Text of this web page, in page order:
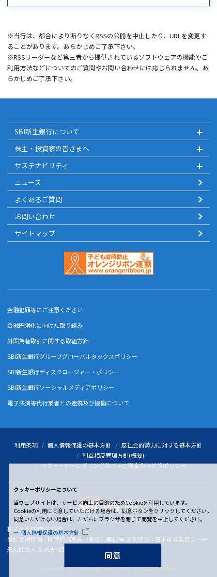
※当行は、都合により断りなくRSSの公開を中止したり、URLを変更す
ることがあります。あらかじめご了承下さい。
※RSSリーダーなど第三者から提供されているソフトウェアの機能やご
利用方法などについてのご質問やお問い合わせには応じられません。あ
らかじめご了承下さい。
クッキーポリシーについて
当ウェブサイトは、サービス向上の目的のためCookieを利用しています。
Cookieの利用に同意していただける場合は、同意ボタンをクリックしてください。
同意いただけない場合は、ただちにブラウザを閉じて閲覧を中止してください。
個人情報保護の基本方針
同意
SBI新生銀行について
株主・投資家の皆さまへ
サステナビリティ
ニュース
よくあるご質問
お問い合わせ
サイトマップ
金融犯罪等にご注意ください
金融円滑化に向けた取り組み
外国為替取引に関する取組方針
SBI新生銀行グループグローバルタックスポリシー
SBI新生銀行ディスクロージャー・ポリシー
SBI新生銀行ソーシャルメディアポリシー
電子決済等代行業者との連携及び協働について
利用条項 個人情報保護の基本方針
反社会的勢力に対する基本方針
利益相反管理方針(概要)
マネー・ローンダリング及びテロ資金供与対策ポリシー
株式会社SBI新生銀行
登録金融機関：関東財務局長（登金）第10号 加入協会：日本証券業協会・一
般社団法人 金融先物取引業協会
Copyright - SBI Shinsei Bank, Limited. All rights reserved.